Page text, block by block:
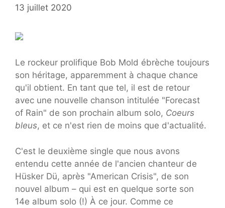
13 juillet 2020
Le rockeur prolifique Bob Mold ébrèche toujours
son héritage, apparemment à chaque chance
qu'il obtient. En tant que tel, il est de retour
avec une nouvelle chanson intitulée "Forecast
of Rain" de son prochain album solo, Coeurs
bleus, et ce n'est rien de moins que d'actualité.
C'est le deuxième single que nous avons
entendu cette année de l'ancien chanteur de
Hüsker Dü, après "American Crisis", de son
nouvel album – qui est en quelque sorte son
14e album solo (!) À ce jour. Comme ce